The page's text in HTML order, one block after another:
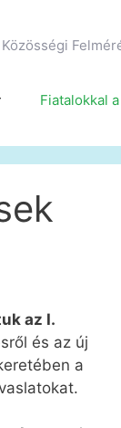
Fiatalokkal
az I.
és az új
a